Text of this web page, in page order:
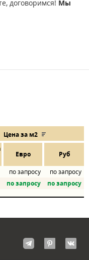
договоримся! Мы
Цена за м2
Евро Руб
по запросу
по запросу
по запросу по запросу